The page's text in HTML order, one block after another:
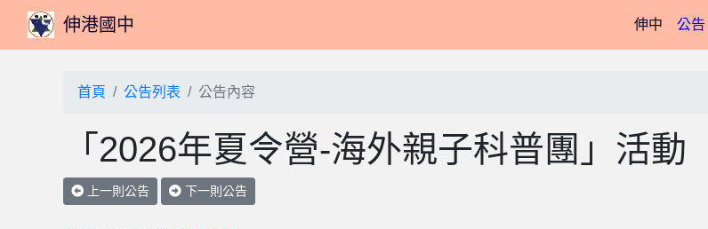
伸港國中 伸中(current)
公告
首頁 公告列表 公告內容
「2026年夏令營-海外親子科普團」活動
上一則公告 下一則公告